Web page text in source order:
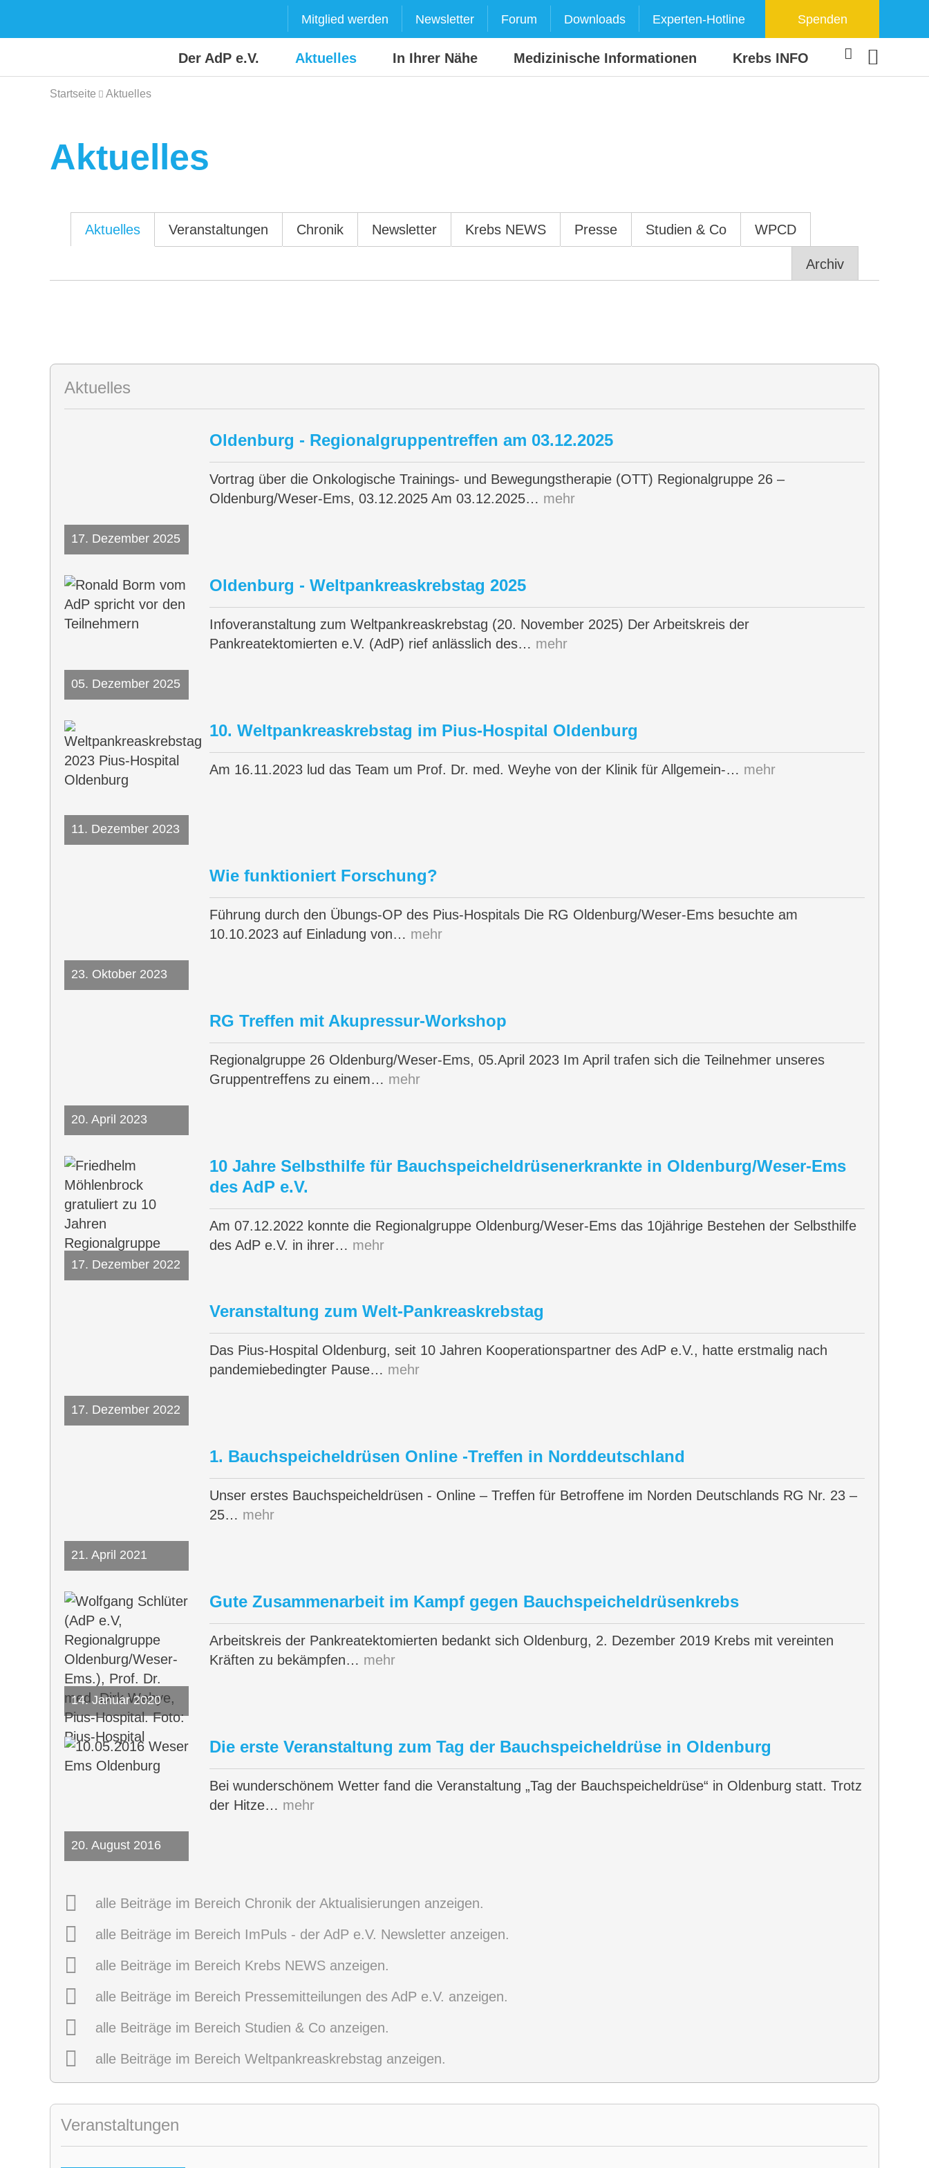
Mitglied werden Newsletter Forum Downloads Experten-Hotline Spenden
Der AdP e.V. Aktuelles In Ihrer Nähe Medizinische Informationen Krebs INFO
Startseite Aktuelles
Aktuelles
Aktuelles Veranstaltungen Chronik Newsletter Krebs NEWS Presse Studien & Co WPCD
Aktuelles
17. Dezember 2025
Oldenburg - Regionalgruppentreffen am 03.12.2025
Vortrag über die Onkologische Trainings- und Bewegungstherapie (OTT) Regionalgruppe 26 –
Oldenburg/Weser-Ems, 03.12.2025 Am 03.12.2025… mehr
05. Dezember 2025
Oldenburg - Weltpankreaskrebstag 2025
Infoveranstaltung zum Weltpankreaskrebstag (20. November 2025) Der Arbeitskreis der
Pankreatektomierten e.V. (AdP) rief anlässlich des… mehr
11. Dezember 2023
10. Weltpankreaskrebstag im Pius-Hospital Oldenburg
Am 16.11.2023 lud das Team um Prof. Dr. med. Weyhe von der Klinik für Allgemein-… mehr
23. Oktober 2023
Wie funktioniert Forschung?
Führung durch den Übungs-OP des Pius-Hospitals Die RG Oldenburg/Weser-Ems besuchte am
10.10.2023 auf Einladung von… mehr
20. April 2023
RG Treffen mit Akupressur-Workshop
Regionalgruppe 26 Oldenburg/Weser-Ems, 05.April 2023 Im April trafen sich die Teilnehmer unseres
Gruppentreffens zu einem… mehr
17. Dezember 2022
10 Jahre Selbsthilfe für Bauchspeicheldrüsenerkrankte in Oldenburg/Weser-Ems
des AdP e.V.
Am 07.12.2022 konnte die Regionalgruppe Oldenburg/Weser-Ems das 10jährige Bestehen der Selbsthilfe
des AdP e.V. in ihrer… mehr
17. Dezember 2022
Veranstaltung zum Welt-Pankreaskrebstag
Das Pius-Hospital Oldenburg, seit 10 Jahren Kooperationspartner des AdP e.V., hatte erstmalig nach
pandemiebedingter Pause… mehr
21. April 2021
1. Bauchspeicheldrüsen Online -Treffen in Norddeutschland
Unser erstes Bauchspeicheldrüsen - Online – Treffen für Betroffene im Norden Deutschlands RG Nr. 23 –
25… mehr
14. Januar 2020
Gute Zusammenarbeit im Kampf gegen Bauchspeicheldrüsenkrebs
Arbeitskreis der Pankreatektomierten bedankt sich Oldenburg, 2. Dezember 2019 Krebs mit vereinten
Kräften zu bekämpfen… mehr
20. August 2016
Die erste Veranstaltung zum Tag der Bauchspeicheldrüse in Oldenburg
Bei wunderschönem Wetter fand die Veranstaltung „Tag der Bauchspeicheldrüse“ in Oldenburg statt. Trotz
der Hitze… mehr
alle Beiträge im Bereich Chronik der Aktualisierungen anzeigen.
alle Beiträge im Bereich ImPuls - der AdP e.V. Newsletter anzeigen.
alle Beiträge im Bereich Krebs NEWS anzeigen.
alle Beiträge im Bereich Pressemitteilungen des AdP e.V. anzeigen.
alle Beiträge im Bereich Studien & Co anzeigen.
alle Beiträge im Bereich Weltpankreaskrebstag anzeigen.
Veranstaltungen